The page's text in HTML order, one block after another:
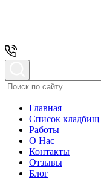
Главная
Список кладбищ
Работы
О Нас
Контакты
Отзывы
Блог